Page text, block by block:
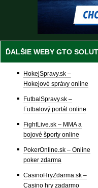
ĎALŠIE WEBY GTO
HokejSpravy.sk –
Hokejové správy online
FutbalSpravy.sk –
Futbalový portál online
FightLive.sk – MMA a
bojové športy online
PokerOnline.sk – Online
poker zdarma
CasinoHryZdarma.sk –
Casino hry zadarmo